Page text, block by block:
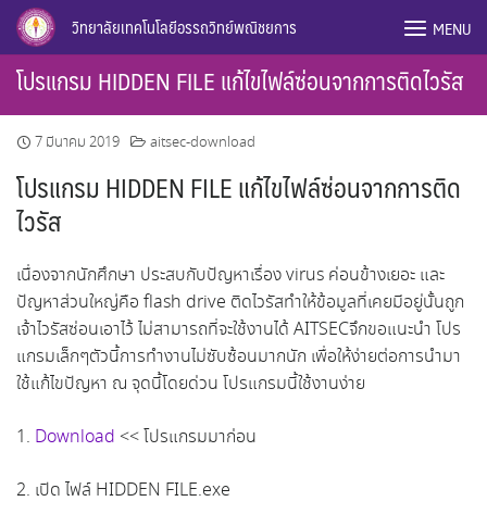
Skip
content
วิทยาลัยเทคโนโลยีอรรถวิทย์พณิชยการ MENU
โปรแกรม HIDDEN FILE แก้ไขไฟล์ซ่อนจากการติดไวรัส
7 มีนาคม 2019 aitsec-download
โปรแกรม HIDDEN FILE แก้ไขไฟล์ซ่อนจากการติด
ไวรัส
เนื่องจากนักศึกษา ประสบกับปัญหาเรื่อง virus ค่อนข้างเยอะ และ
ปัญหาส่วนใหญ่คือ flash drive ติดไวรัสทำให้ข้อมูลที่เคยมีอยู่นั้นถูก
เจ้าไวรัสซ่อนเอาไว้ ไม่สามารถที่จะใช้งานได้ AITSECจึกขอแนะนำ โปร
แกรมเล็กๆตัวนี้การทำงานไม่ซับซ้อนมากนัก เพื่อให้ง่ายต่อการนำมา
ใช้แก้ไขปัญหา ณ จุดนี้โดยด่วน โปรแกรมนี้ใช้งานง่าย
1. Download << โปรแกรมมาก่อน
2. เปิด ไฟล์ HIDDEN FILE.exe